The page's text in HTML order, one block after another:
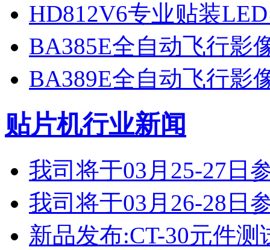
HD812V6专业贴装
BA385E全自动飞行影
BA389E全自动飞行影
贴片机行业新闻
我司将于03月25-27日
我司将于03月26-28日
新品发布:CT-30元件测